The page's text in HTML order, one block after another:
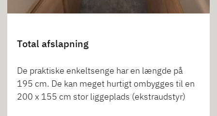
Total afslapning
De praktiske enkeltsenge har en længde på
195 cm. De kan meget hurtigt ombygges til en
200 x 155 cm stor liggeplads (ekstraudstyr)